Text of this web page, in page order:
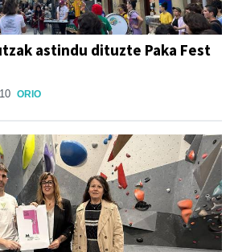
astindu dituzte Paka Fest
ORIO